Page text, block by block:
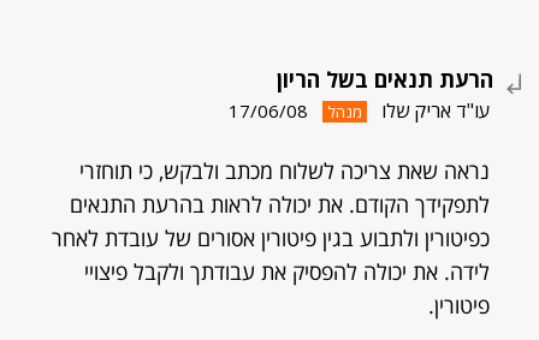
הרעת תנאים בשל הריון
עו"ד אריק שלו מנהל 17/06/08
נראה שאת צריכה לשלוח מכתב ולבקש, כי תוחזרי
לתפקידך הקודם. את יכולה לראות בהרעת התנאים
כפיטורין ולתבוע בגין פיטורין אסורים של עובדת לאחר
לידה. את יכולה להפסיק את עבודתך ולקבל פיצויי
פיטורין.